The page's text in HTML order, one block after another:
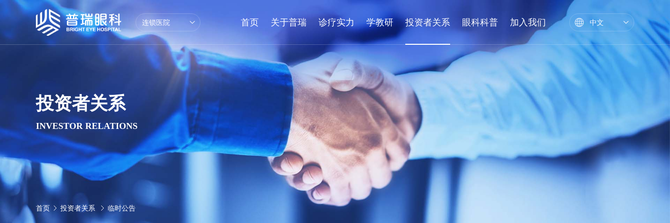
首页 关于普瑞
普瑞概况 企业文化 社会责任 眼角膜库
诊疗实力
学组介绍 先进设备
学教研
学术交流 兰州地区眼科专家工作站 疑难眼病会诊中心 校企合作 继续教育 名师大讲堂
投资者关系
临时公告 联系方式
眼科科普
爱眼漫画书 爱眼漫画视频
加入我们
员工关爱 诚聘英才
连锁医院 中文
投资者关系
INVESTOR RELATIONS
首页 投资者关系 临时公告